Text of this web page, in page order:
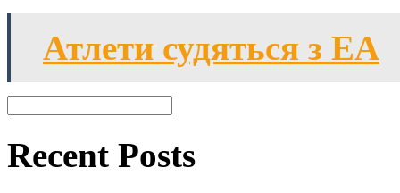
Атлети судяться з EA
Recent Posts